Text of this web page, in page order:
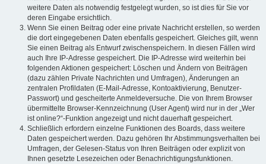
weitere Daten als notwendig festgelegt wurden, so ist dies für Sie vor
deren Eingabe ersichtlich.
Wenn Sie einen Beitrag oder eine private Nachricht erstellen, so werden
die dort eingegebenen Daten ebenfalls gespeichert. Gleiches gilt, wenn
Sie einen Beitrag als Entwurf zwischenspeichern. In diesen Fällen wird
auch Ihre IP-Adresse gespeichert. Die IP-Adresse wird weiterhin bei
folgenden Aktionen gespeichert: Löschen und Ändern von Beiträgen
(dazu zählen Private Nachrichten und Umfragen), Änderungen an
zentralen Profildaten (E-Mail-Adresse, Kontoaktivierung, Benutzer-
Passwort) und gescheiterte Anmeldeversuche. Die von Ihrem Browser
übermittelte Browser-Kennzeichnung (User Agent) wird nur in der „Wer
ist online?“-Funktion angezeigt und nicht dauerhaft gespeichert.
Schließlich erfordern einzelne Funktionen des Boards, dass weitere
Daten gespeichert werden. Dazu gehören Ihr Abstimmungsverhalten bei
Umfragen, der Gelesen-Status von Ihren Beiträgen oder explizit von
Ihnen gesetzte Lesezeichen oder Benachrichtigungsfunktionen.